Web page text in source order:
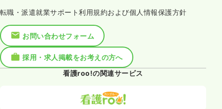
転職・派遣就業サポート利用規約および個人情報保護方針
お問い合わせフォーム
採用・求人掲載をお考えの方へ
看護roo!の関連サービス